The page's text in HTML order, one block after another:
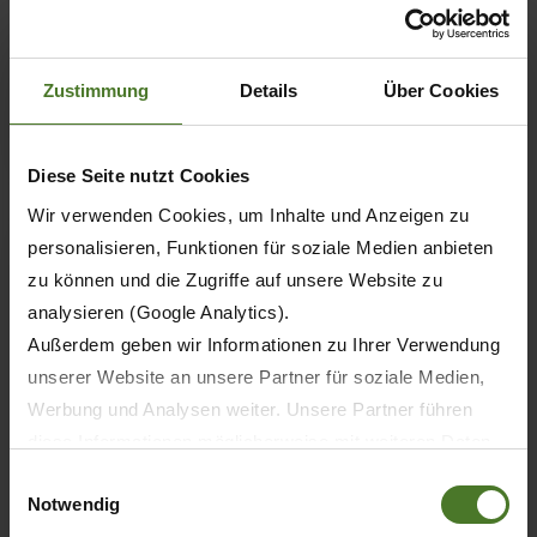
Zustimmung Details Über Cookies
Diese Seite nutzt Cookies
Wir verwenden Cookies, um Inhalte und Anzeigen zu
personalisieren, Funktionen für soziale Medien anbieten
zu können und die Zugriffe auf unsere Website zu
analysieren (Google Analytics).
Außerdem geben wir Informationen zu Ihrer Verwendung
unserer Website an unsere Partner für soziale Medien,
Werbung und Analysen weiter. Unsere Partner führen
sie im Rahmen Ihrer Nutzung der Dienste gesammelt
Notwendig
médaille commémorative Max-Eyth
EN SAVOIR PLUS